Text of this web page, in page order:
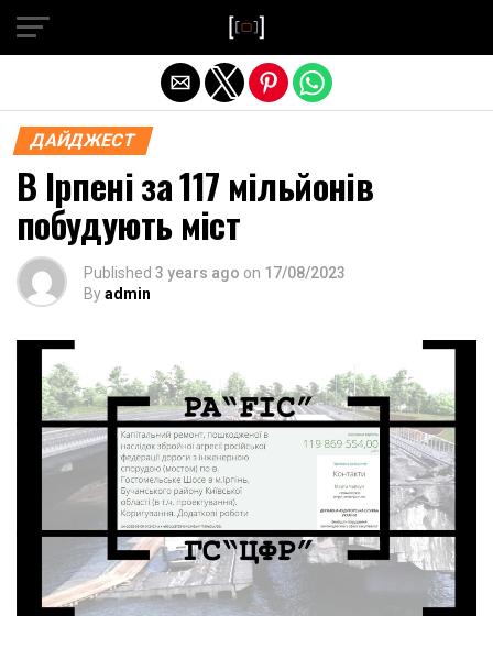
ДАЙДЖЕСТ
В Ірпені за 117 мільйонів
побудують міст
Published 3 years ago on 17/08/2023
Byadmin
Exit mobile version